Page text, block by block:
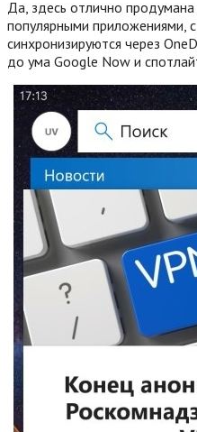
Да, здесь отлично продумана
популярными приложениями,
синхронизируются через
до ума Google Now и